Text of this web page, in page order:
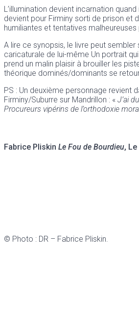
L’illumination devient incarnation
devient pour Firminy sorti de prison et
humiliantes et tentatives
A lire ce synopsis, le livre peut sembler
caricaturale de lui-même Un portrait
prend un malin plaisir à brouiller les
théorique dominés/dominants se
PS : Un deuxième personnage revient
Firminy/Suburre sur Mandrillon : « J’ai
Procureurs vipérins de l’orthodoxie
Fabrice Pliskin Le Fou de Bourdieu,
© Photo : DR – Fabrice Pliskin.